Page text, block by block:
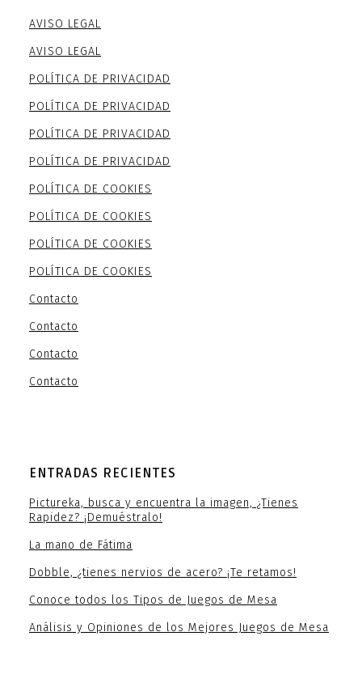
AVISO LEGAL
AVISO LEGAL
POLÍTICA DE PRIVACIDAD
POLÍTICA DE PRIVACIDAD
POLÍTICA DE PRIVACIDAD
POLÍTICA DE PRIVACIDAD
POLÍTICA DE COOKIES
POLÍTICA DE COOKIES
POLÍTICA DE COOKIES
POLÍTICA DE COOKIES
Contacto
Contacto
Contacto
Contacto
ENTRADAS RECIENTES
Pictureka, busca y encuentra la imagen, ¿Tienes
Rapidez? ¡Demuéstralo!
La mano de Fátima
Dobble, ¿tienes nervios de acero? ¡Te retamos!
Conoce todos los Tipos de Juegos de Mesa
Análisis y Opiniones de los Mejores Juegos de Mesa